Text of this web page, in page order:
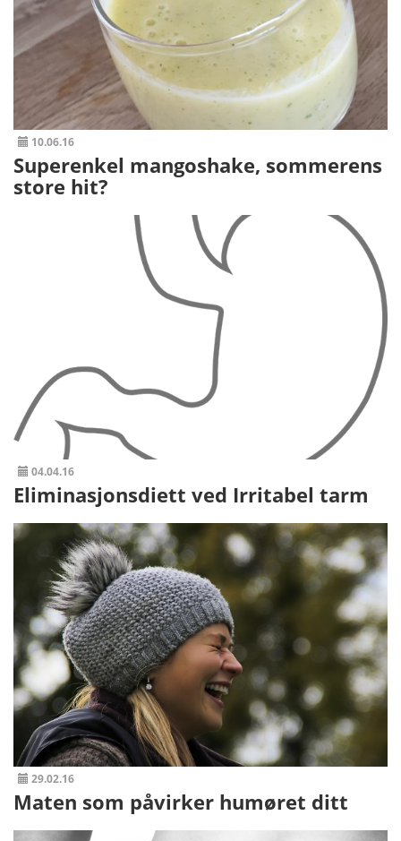
10.06.16
Superenkel mangoshake, sommerens
store hit?
04.04.16
Eliminasjonsdiett ved Irritabel tarm
29.02.16
Maten som påvirker humøret ditt